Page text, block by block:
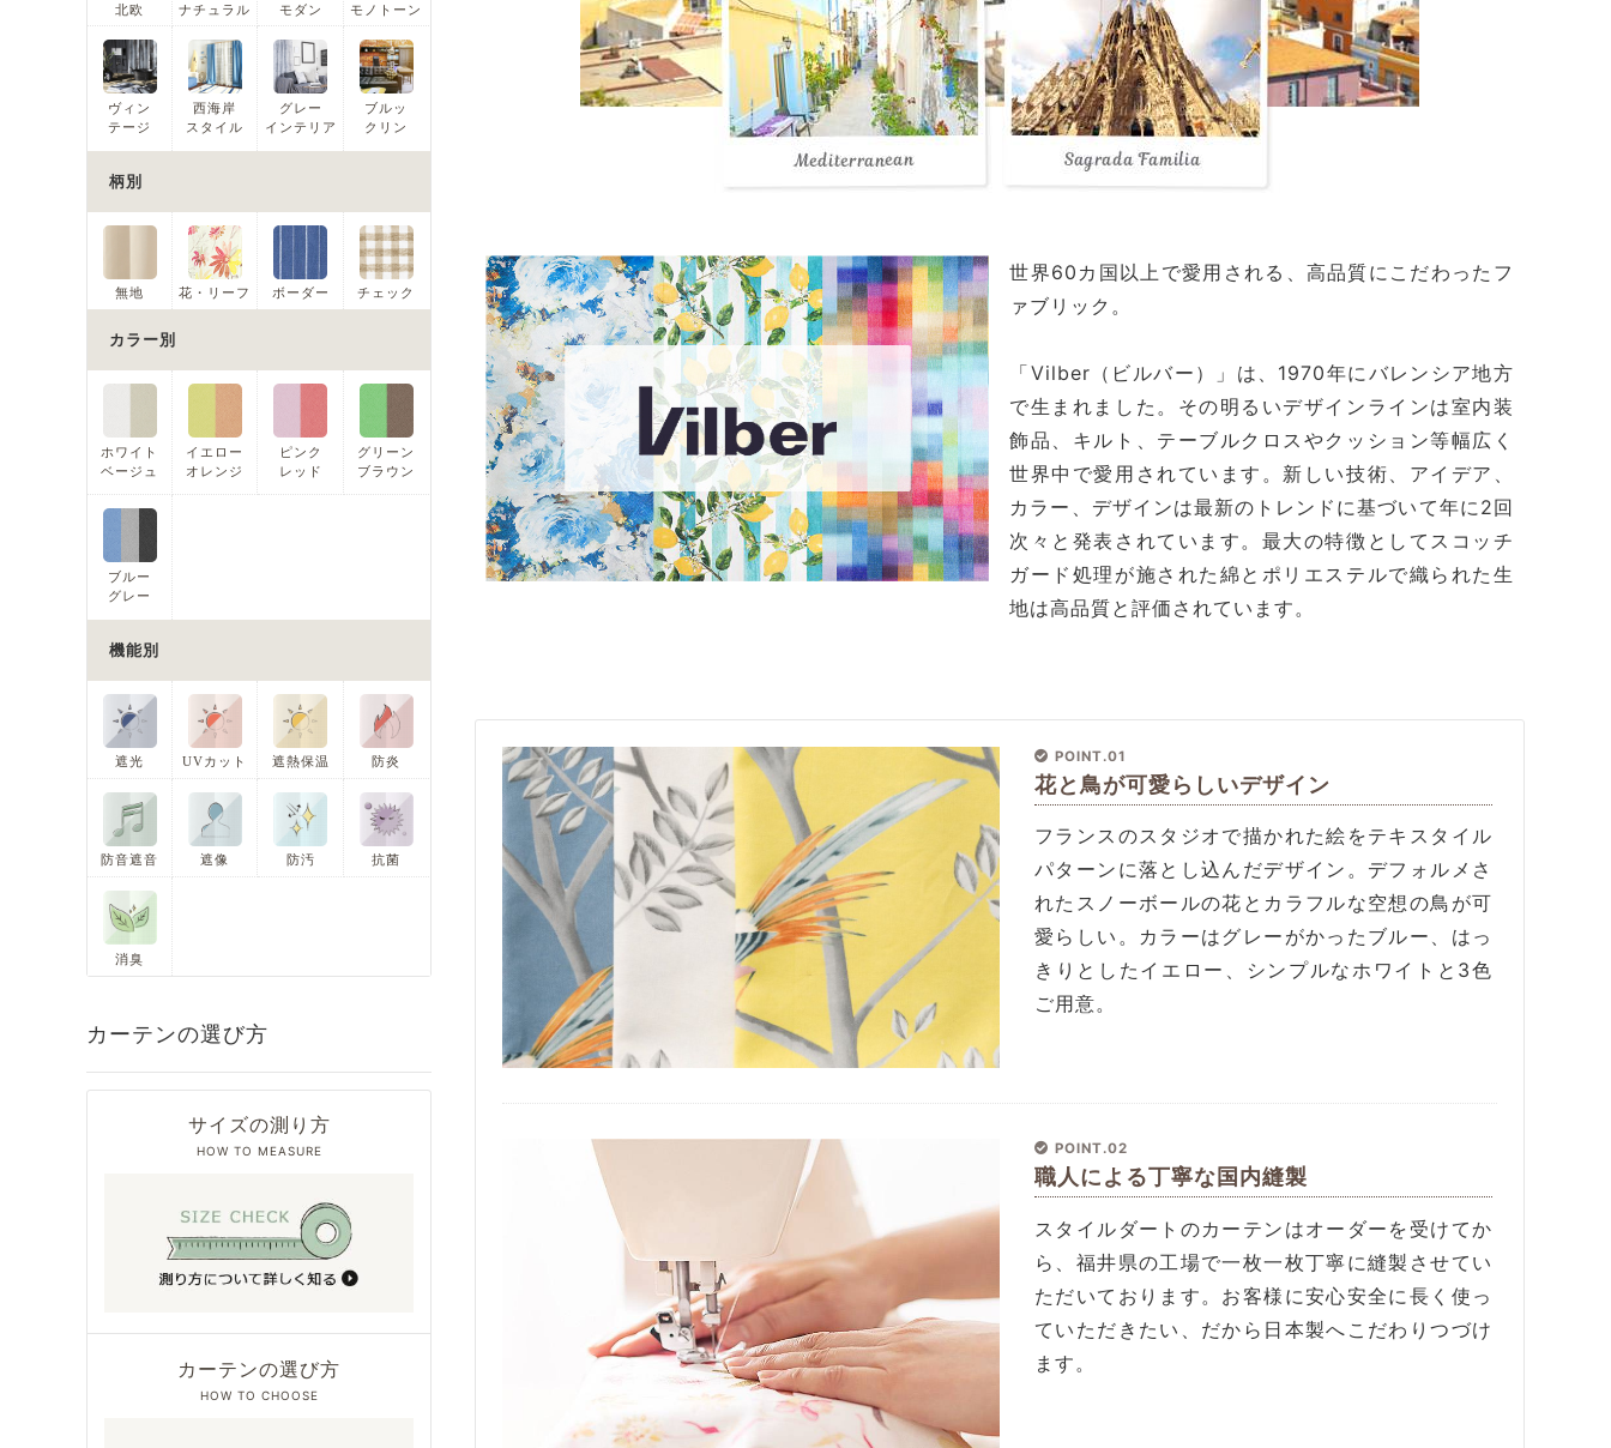
世界60カ国以上で愛用される、高品質にこだわったフ
ァブリック。
「Vilber（ビルバー）」は、1970年にバレンシア地方
で生まれました。その明るいデザインラインは室内装
飾品、キルト、テーブルクロスやクッション等幅広く
世界中で愛用されています。新しい技術、アイデア、
カラー、デザインは最新のトレンドに基づいて年に2回
次々と発表されています。最大の特徴としてスコッチ
ガード処理が施された綿とポリエステルで織られた生
地は高品質と評価されています。
POINT.01
花と鳥が可愛らしいデザイン
フランスのスタジオで描かれた絵をテキスタイル
パターンに落とし込んだデザイン。デフォルメさ
れたスノーボールの花とカラフルな空想の鳥が可
愛らしい。カラーはグレーがかったブルー、はっ
きりとしたイエロー、シンプルなホワイトと3色
ご用意。
POINT.02
職人による丁寧な国内縫製
スタイルダートのカーテンはオーダーを受けてか
ら、福井県の工場で一枚一枚丁寧に縫製させてい
ただいております。お客様に安心安全に長く使っ
ていただきたい、だから日本製へこだわりつづけ
ます。
北欧 ナチュラル モダン モノトーン
ヴィン
テージ
西海岸
スタイル
グレー
インテリア
ブルッ
クリン
柄別
無地 花・リーフ ボーダー チェック
カラー別
ホワイト
ベージュ
イエロー
オレンジ
ピンク
レッド
グリーン
ブラウン
ブルー
グレー
機能別
遮光 UVカット 遮熱保温 防炎
防音遮音 遮像 防汚 抗菌
消臭
カーテンの選び方
サイズの測り方
HOW TO MEASURE
カーテンの選び方
HOW TO CHOOSE